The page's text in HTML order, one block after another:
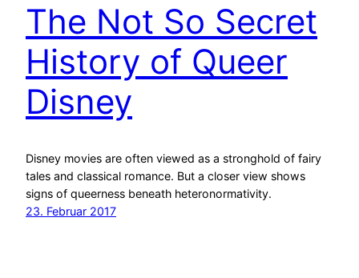
The Not So Secret
History of Queer
Disney
Disney movies are often viewed as a stronghold of fairy
tales and classical romance. But a closer view shows
signs of queerness beneath heteronormativity.
23. Februar 2017